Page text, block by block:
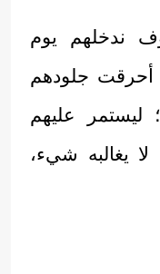
ندخلهم يوم
أحرقت جلودهم
ليستمر عليهم
يغالبه شيء،